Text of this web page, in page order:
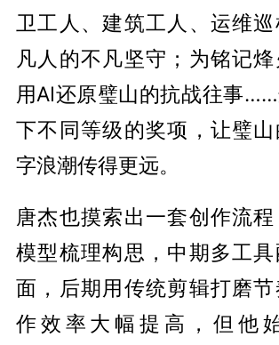
卫工人、建筑工人、运维
凡人的不凡坚守；为铭记
用AI还原璧山的抗战往事
下不同等级的奖项，让璧
字浪潮传得更远。
唐杰也摸索出一套创作流
模型梳理构思，中期多工
面，后期用传统剪辑打磨
作效率大幅提高，但他